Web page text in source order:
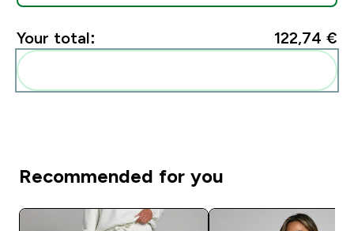
Your total: 122,74 €‎
Recommended for you